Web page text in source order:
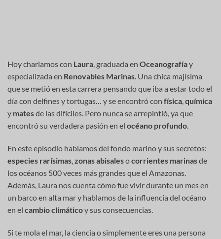
Hoy charlamos con Laura, graduada en Oceanografíay
especializada en Renovables Marinas. Una chica majísima
que se metió en esta carrera pensando que iba a estar todo el
día con delfines y tortugas… y se encontró con física,química
y matesde las difíciles. Pero nunca se arrepintió, ya que
encontró su verdadera pasión en el océano profundo.
En este episodio hablamos del fondo marino y sus secretos:
especies rarísimas,zonas abisalesocorrientes marinasde
los océanos 500 veces más grandes que el Amazonas.
Además, Laura nos cuenta cómo fue vivir durante un mes en
un barco en alta mar y hablamos de la influencia del océano
en el cambio climáticoy sus consecuencias.
Si te mola el mar, la ciencia o simplemente eres una persona